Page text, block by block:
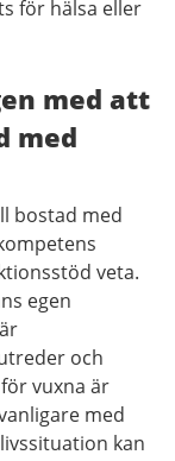
för hälsa eller
med att
med
bostad med
veta.
egen
och
vuxna är
med
kan